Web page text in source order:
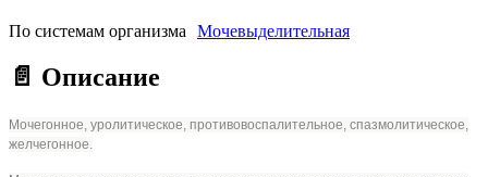
По системам организма Мочевыделительная
📄 Описание
Мочегонное, уролитическое, противовоспалительное, спазмолитическое,
желчегонное.